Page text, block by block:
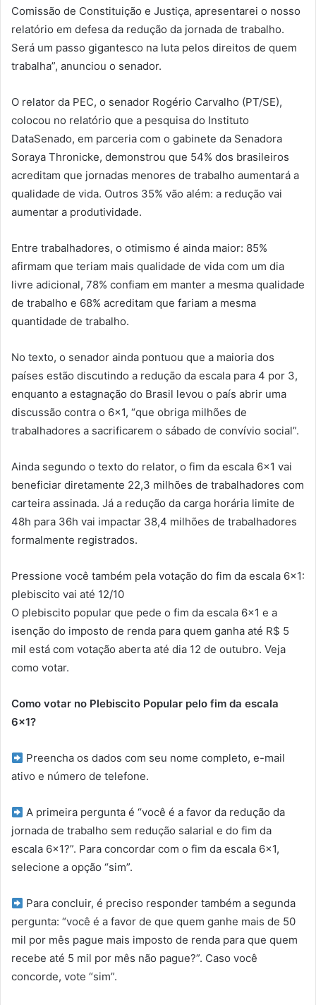
Comissão de Constituição e Justiça, apresentarei o nosso
relatório em defesa da redução da jornada de trabalho.
Será um passo gigantesco na luta pelos direitos de quem
trabalha”, anunciou o senador.
O relator da PEC, o senador Rogério Carvalho (PT/SE),
colocou no relatório que a pesquisa do Instituto
DataSenado, em parceria com o gabinete da Senadora
Soraya Thronicke, demonstrou que 54% dos brasileiros
acreditam que jornadas menores de trabalho aumentará a
qualidade de vida. Outros 35% vão além: a redução vai
aumentar a produtividade.
Entre trabalhadores, o otimismo é ainda maior: 85%
afirmam que teriam mais qualidade de vida com um dia
livre adicional, 78% confiam em manter a mesma qualidade
de trabalho e 68% acreditam que fariam a mesma
quantidade de trabalho.
No texto, o senador ainda pontuou que a maioria dos
países estão discutindo a redução da escala para 4 por 3,
enquanto a estagnação do Brasil levou o país abrir uma
discussão contra o 6×1, “que obriga milhões de
trabalhadores a sacrificarem o sábado de convívio social”.
Ainda segundo o texto do relator, o fim da escala 6×1 vai
beneficiar diretamente 22,3 milhões de trabalhadores com
carteira assinada. Já a redução da carga horária limite de
48h para 36h vai impactar 38,4 milhões de trabalhadores
formalmente registrados.
Pressione você também pela votação do fim da escala 6×1:
plebiscito vai até 12/10
O plebiscito popular que pede o fim da escala 6×1 e a
isenção do imposto de renda para quem ganha até R$ 5
mil está com votação aberta até dia 12 de outubro. Veja
como votar.
Como votar no Plebiscito Popular pelo fim da escala
6×1?
Preencha os dados com seu nome completo, e-mail
ativo e número de telefone.
A primeira pergunta é “você é a favor da redução da
jornada de trabalho sem redução salarial e do fim da
escala 6×1?”. Para concordar com o fim da escala 6×1,
selecione a opção “sim”.
Para concluir, é preciso responder também a segunda
pergunta: “você é a favor de que quem ganhe mais de 50
mil por mês pague mais imposto de renda para que quem
recebe até 5 mil por mês não pague?”. Caso você
concorde, vote “sim”.